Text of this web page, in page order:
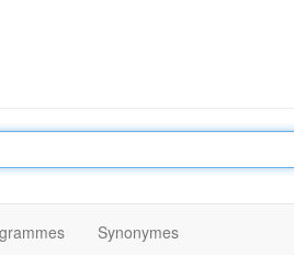
Synonymes